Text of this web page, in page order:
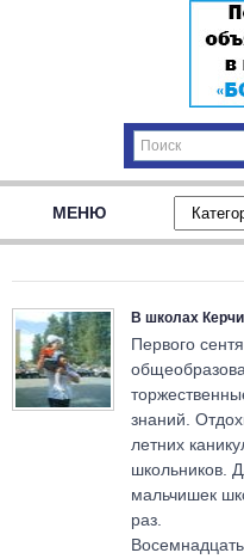
МЕНЮ
В школах
Первого
знаний.
летних
школьников.
мальчишек
раз.